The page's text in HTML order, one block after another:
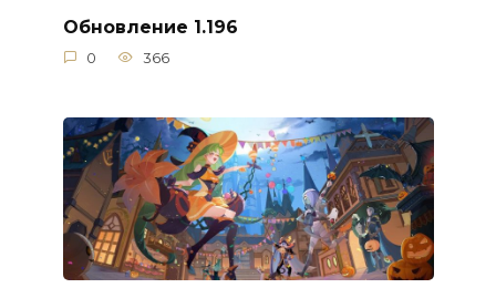
Обновление 1.196
0 366